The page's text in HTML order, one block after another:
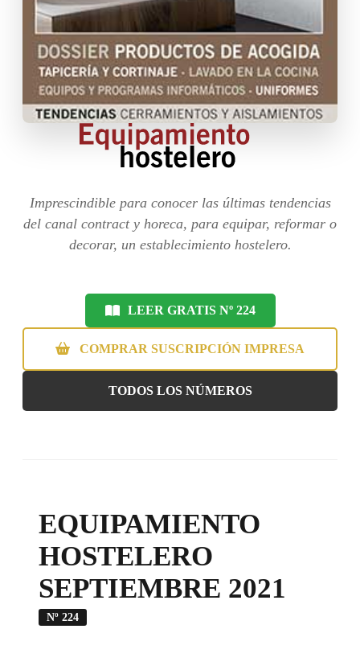
Imprescindible para conocer las últimas tendencias
del canal contract y horeca, para equipar, reformar o
decorar, un establecimiento hostelero.
LEER GRATIS Nº 224
COMPRAR SUSCRIPCIÓN IMPRESA
TODOS LOS NÚMEROS
EQUIPAMIENTO
HOSTELERO
SEPTIEMBRE 2021
Nº 224